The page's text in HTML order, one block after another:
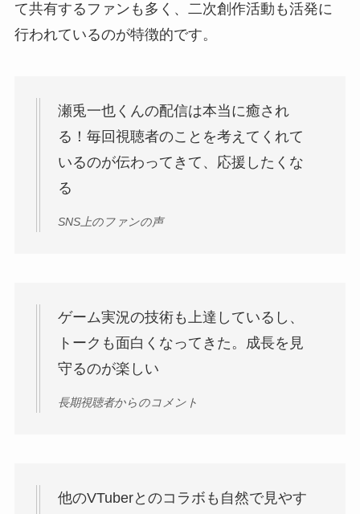
て共有するファンも多く、二次創作活動も活発に
行われているのが特徴的です。
瀬兎一也くんの配信は本当に癒され
る！毎回視聴者のことを考えてくれて
いるのが伝わってきて、応援したくな
る
SNS上のファンの声
ゲーム実況の技術も上達しているし、
トークも面白くなってきた。成長を見
守るのが楽しい
長期視聴者からのコメント
他のVTuberとのコラボも自然で見やす